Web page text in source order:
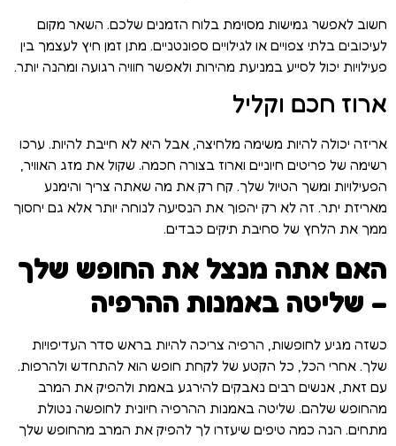
חשוב לאפשר גמישות מסוימת בלוח הזמנים שלכם. השאר מקום
לעיכובים בלתי צפויים או לגילויים ספונטניים. מתן זמן חיץ לעצמך בין
פעילויות יכול לסייע במניעת מהירות ולאפשר חוויה רגועה ומהנה יותר.
ארוז חכם וקליל
אריזה יכולה להיות משימה מלחיצה, אבל היא לא חייבת להיות. ערכו
רשימה של פריטים חיוניים וארוז בצורה חכמה. שקול את מזג האוויר,
הפעילויות ומשך הטיול שלך. קח רק את מה שאתה צריך והימנע
מאריזת יתר. זה לא רק יהפוך את הנסיעה לנוחה יותר אלא גם יחסוך
ממך את הלחץ של סחיבת תיקים כבדים.
האם אתה מנצל את החופש שלך
– שליטה באמנות ההרפיה
כשזה מגיע לחופשות, הרפיה צריכה להיות בראש סדר העדיפויות
שלך. אחרי הכל, כל הקטע של לקחת חופש הוא להתחדש ולהרפות.
עם זאת, אנשים רבים נאבקים להירגע באמת ולהפיק את המרב
מהחופש שלהם. שליטה באמנות ההרפיה חיונית לחופשה נטולת
מתחים. הנה כמה טיפים שיעזרו לך להפיק את המרב מהחופש שלך